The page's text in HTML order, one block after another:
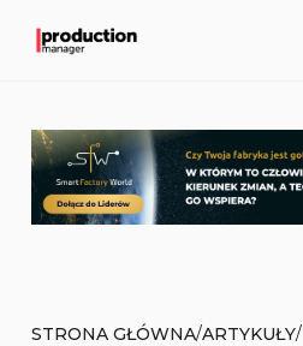
STRONA GŁÓWNA/ARTYKUŁY/